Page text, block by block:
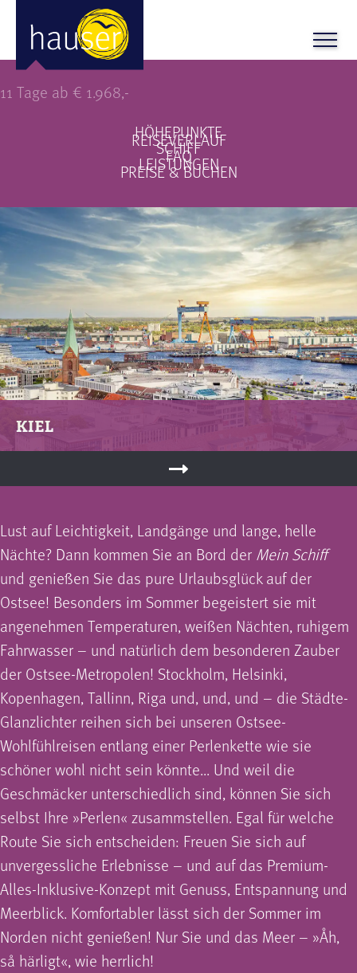
Zeitlose Ostsee
11 Tage ab € 1.968,-
HÖHEPUNKTE
REISEVERLAUF
SCHIFF
FAQ
LEISTUNGEN
PREISE & BUCHEN
KIEL
Lust auf Leichtigkeit, Landgänge und lange, helle
Nächte? Dann kommen Sie an Bord der Mein Schiff
und genießen Sie das pure Urlaubsglück auf der
Ostsee! Besonders im Sommer begeistert sie mit
angenehmen Temperaturen, weißen Nächten, ruhigem
Fahrwasser – und natürlich dem besonderen Zauber
der Ostsee-Metropolen! Stockholm, Helsinki,
Kopenhagen, Tallinn, Riga und, und, und – die Städte-
Glanzlichter reihen sich bei unseren Ostsee-
Wohlfühlreisen entlang einer Perlenkette wie sie
schöner wohl nicht sein könnte... Und weil die
Geschmäcker unterschiedlich sind, können Sie sich
selbst Ihre »Perlen« zusammstellen. Egal für welche
Route Sie sich entscheiden: Freuen Sie sich auf
unvergessliche Erlebnisse – und auf das Premium-
Alles-Inklusive-Konzept mit Genuss, Entspannung und
Meerblick. Komfortabler lässt sich der Sommer im
Norden nicht genießen! Nur Sie und das Meer – »Åh,
så härligt«, wie herrlich!